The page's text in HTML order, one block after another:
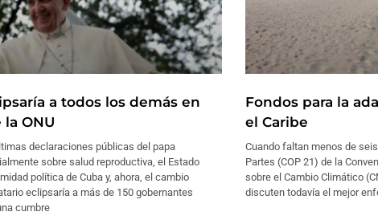
a todos los demás en
ONU
declaraciones públicas del papa
sobre salud reproductiva, el Estado
política de Cuba y, ahora, el cambio
eclipsaría a más de 150 gobernantes
cumbre
Fondos para la
el Caribe
Cuando faltan menos de
Partes (COP 21) de la
sobre el Cambio Climático
discuten todavía el mejor